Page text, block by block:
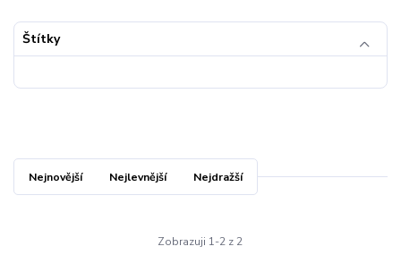
Štítky
Nejnovější Nejlevnější Nejdražší
Zobrazuji 1-2 z 2